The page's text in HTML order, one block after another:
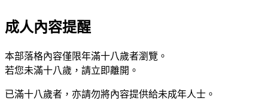
成人內容提醒
本部落格內容僅限年滿十八歲者瀏覽。
若您未滿十八歲，請立即離開。
已滿十八歲者，亦請勿將內容提供給未成年人士。